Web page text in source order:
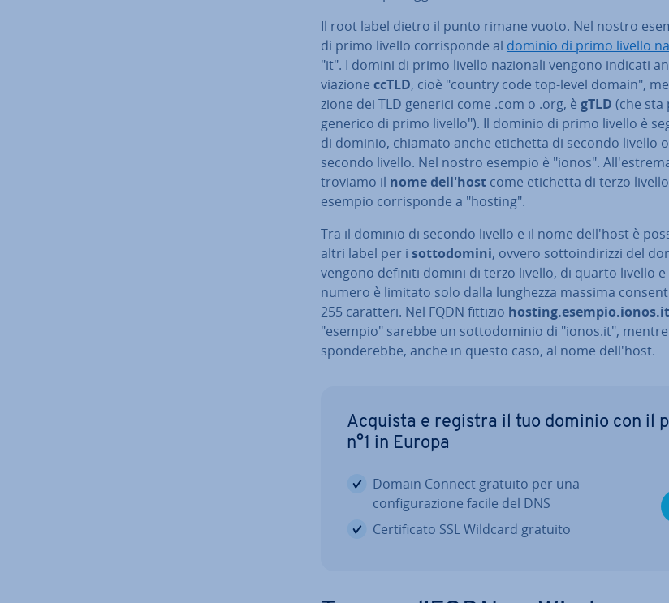
Il root label dietro il punto rimane vuoto. Nel nostro
di primo livello cor­ri­spon­de al dominio di primo livello
"it". I domini di primo livello nazionali vengono indicati
via­zio­ne ccTLD, cioè "country code top-level domain",
zio­ne dei TLD generici come .com o .org, è gTLD (che sta
generico di primo livello"). Il dominio di primo livello è
di dominio, chiamato anche etichetta di secondo livello
secondo livello. Nel nostro esempio è "ionos".
troviamo il nome dell'host come etichetta di terzo
esempio cor­ri­spon­de a "hosting".
Tra il dominio di secondo livello e il nome dell'host è
altri label per i sot­to­do­mi­ni, ovvero sot­toin­di­riz­zi del
vengono definiti domini di terzo livello, di quarto livello e
numero è limitato solo dalla lunghezza massima
255 caratteri. Nel FQDN fittizio hosting.esempio.ionos.it
"esempio" sarebbe un sot­to­do­mi­nio di "ionos.it",
spon­de­reb­be, anche in questo caso, al nome dell'host.
Acquista e registra il tuo dominio con il
n°1 in Europa
Domain Connect gratuito per una
con­fi­gu­ra­zio­ne facile del DNS
Cer­ti­fi­ca­to SSL Wildcard gratuito